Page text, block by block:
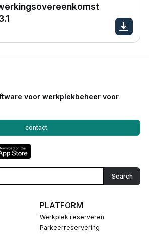
voor werkplekbeheer voor
contact
PLATFORM
Werkplek reserveren
Parkeerreservering